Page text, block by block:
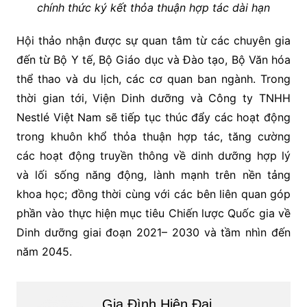
chính thức ký kết thỏa thuận hợp tác dài hạn
Hội thảo nhận được sự quan tâm từ các chuyên gia
đến từ Bộ Y tế, Bộ Giáo dục và Đào tạo, Bộ Văn hóa
thể thao và du lịch, các cơ quan ban ngành. Trong
thời gian tới, Viện Dinh dưỡng và Công ty TNHH
Nestlé Việt Nam sẽ tiếp tục thúc đẩy các hoạt động
trong khuôn khổ thỏa thuận hợp tác, tăng cường
các hoạt động truyền thông về dinh dưỡng hợp lý
và lối sống năng động, lành mạnh trên nền tảng
khoa học; đồng thời cùng với các bên liên quan góp
phần vào thực hiện mục tiêu Chiến lược Quốc gia về
Dinh dưỡng giai đoạn 2021– 2030 và tầm nhìn đến
năm 2045.